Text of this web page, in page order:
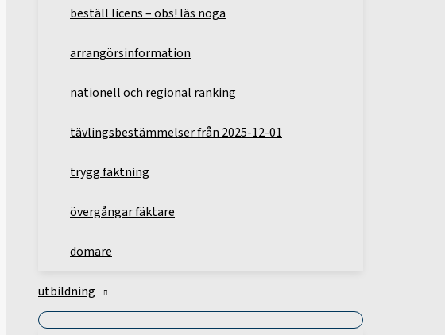
beställ licens – obs! läs noga
arrangörsinformation
nationell och regional ranking
tävlingsbestämmelser från 2025-12-01
trygg fäktning
övergångar fäktare
domare
utbildning